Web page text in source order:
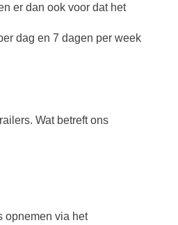
er dan ook voor dat het
dag en 7 dagen per week
Wat betreft ons
opnemen via het